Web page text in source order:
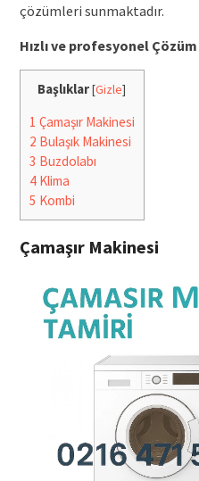
çözümleri sunmaktadır.
Hızlı ve profesyonel Çözüm
Başlıklar[Gizle]
1 Çamaşır Makinesi
2 Bulaşık Makinesi
3 Buzdolabı
4Klima
5 Kombi
Çamaşır Makinesi